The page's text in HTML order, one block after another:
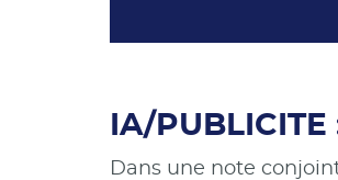
IA/
Dans une note